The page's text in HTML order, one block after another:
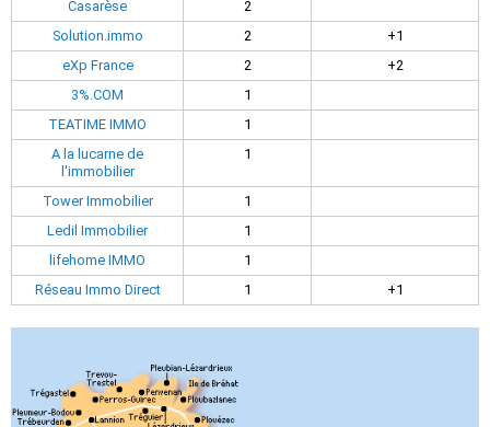
Casarèse
2
Solution.immo
2
+1
eXp France
2
+2
3%.COM
1
TEATIME IMMO
1
A la lucarne de
l'immobilier
1
Tower Immobilier
1
Ledil Immobilier
1
lifehome IMMO
1
Réseau Immo Direct
1 +1